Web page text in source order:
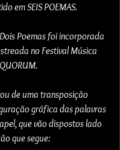
em SEIS POEMAS.
Poemas foi incorporada
no Festival Música
de uma transposição
gráfica das palavras
que vão dispostos lado
que segue: